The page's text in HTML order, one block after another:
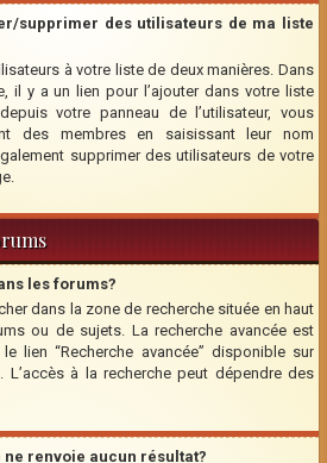
supprimer des utilisateurs de ma liste
à votre liste de deux manières. Dans
il y a un lien pour l’ajouter dans votre liste
votre panneau de l’utilisateur, vous
des membres en saisissant leur nom
supprimer des utilisateurs de votre
les forums?
dans la zone de recherche située en haut
ou de sujets. La recherche avancée est
lien “Recherche avancée” disponible sur
à la recherche peut dépendre des
renvoie aucun résultat?